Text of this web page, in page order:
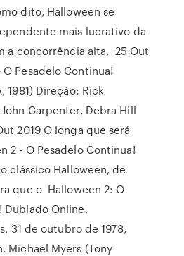
dito, Halloween se
mais lucrativo da
a concorrência alta, 25 Out
Pesadelo Continua!
1981) Direção: Rick
Carpenter, Debra Hill
2019 O longa que será
2 - O Pesadelo Continua!
clássico Halloween, de
que o Halloween 2: O
Dublado Online,
31 de outubro de 1978,
Michael Myers (Tony